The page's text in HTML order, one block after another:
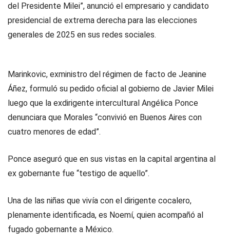
del Presidente Milei”, anunció el empresario y candidato
presidencial de extrema derecha para las elecciones
generales de 2025 en sus redes sociales.
Marinkovic, exministro del régimen de facto de Jeanine
Áñez, formuló su pedido oficial al gobierno de Javier Milei
luego que la exdirigente intercultural Angélica Ponce
denunciara que Morales “convivió en Buenos Aires con
cuatro menores de edad”.
Ponce aseguró que en sus vistas en la capital argentina al
ex gobernante fue “testigo de aquello”.
Una de las niñas que vivía con el dirigente cocalero,
plenamente identificada, es Noemí, quien acompañó al
fugado gobernante a México.